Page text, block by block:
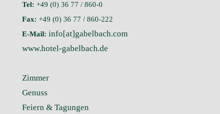
Tel: +49 (0) 36 77 / 860-0
Fax: +49 (0) 36 77 / 860-222
E-Mail: info[at]gabelbach.com
www.hotel-gabelbach.de
Zimmer
Genuss
Feiern & Tagungen